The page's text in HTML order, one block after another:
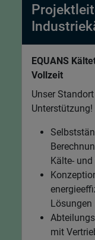
EQUANS
Vollzeit
Unser
Unterstützung!
Kälte-
Lösungen
mit